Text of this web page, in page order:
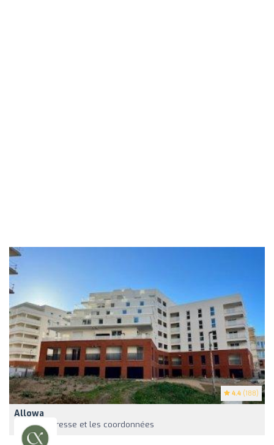
4.4 (188)
Allowa
Voir l'adresse et les coordonnées